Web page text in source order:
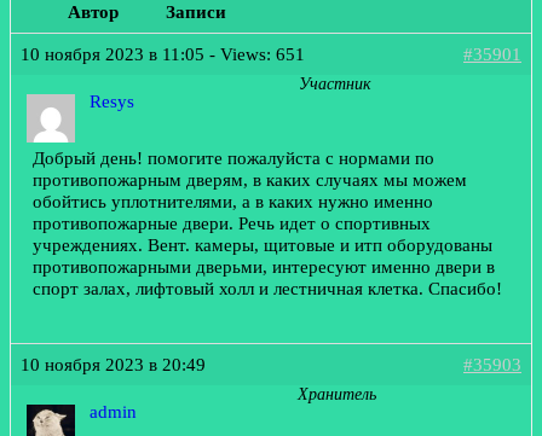
Автор Записи
10 ноября 2023 в 11:05 - Views: 651 #35901
Resys
Участник
Добрый день! помогите пожалуйста с нормами по
противопожарным дверям, в каких случаях мы можем
обойтись уплотнителями, а в каких нужно именно
противопожарные двери. Речь идет о спортивных
учреждениях. Вент. камеры, щитовые и итп оборудованы
противопожарными дверьми, интересуют именно двери в
спорт залах, лифтовый холл и лестничная клетка. Спасибо!
10 ноября 2023 в 20:49 #35903
admin
Хранитель